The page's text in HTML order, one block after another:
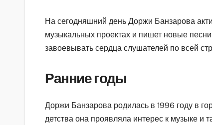
На сегодняшний день Доржи Банзарова
музыкальных проектах и пишет новые
завоевывать сердца слушателей по всей
Ранние годы
Доржи Банзарова родилась в 1996 году в
детства она проявляла интерес к музыке и